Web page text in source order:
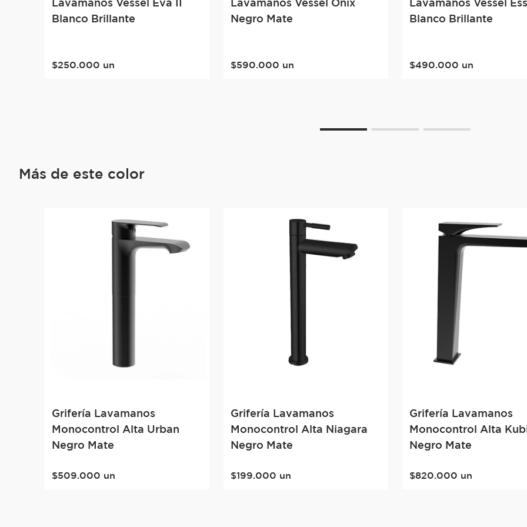
Lavamanos Vessel Eva II
Blanco Brillante
$250.000 un
Lavamanos Vessel Onix
Negro Mate
$590.000 un
Lavamanos Vessel
Blanco Brillante
$490.000 un
Más de este color
Grifería Lavamanos
Monocontrol Alta Urban
Negro Mate
$509.000 un
Grifería Lavamanos
Monocontrol Alta Niagara
Negro Mate
$199.000 un
Grifería Lavamanos
Monocontrol Alta
Negro Mate
$820.000 un